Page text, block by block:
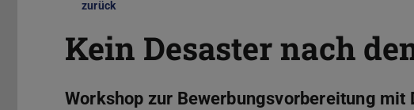
zurück
Kein Desaster nach
Workshop zur Bewerbungsvorbereitung